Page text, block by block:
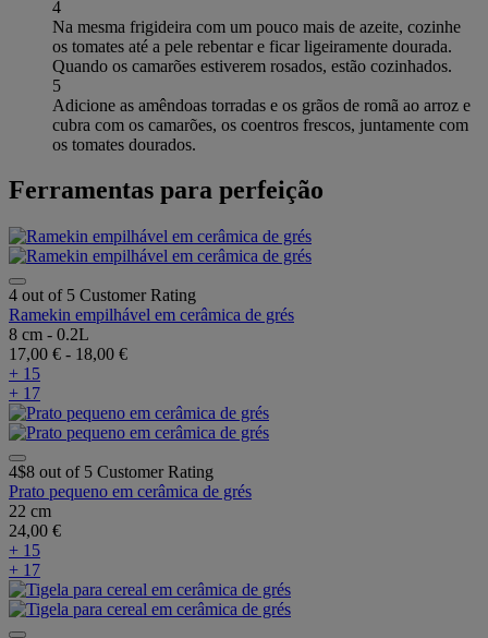
4
Na mesma frigideira com um pouco mais de azeite, cozinhe
os tomates até a pele rebentar e ficar ligeiramente dourada.
Quando os camarões estiverem rosados, estão cozinhados.
5
Adicione as amêndoas torradas e os grãos de romã ao arroz e
cubra com os camarões, os coentros frescos, juntamente com
os tomates dourados.
Ferramentas para perfeição
4 out of 5 Customer Rating
Ramekin empilhável em cerâmica de grés
8 cm - 0.2L
17,00 € - 18,00 €
+ 15
+ 17
4$8 out of 5 Customer Rating
Prato pequeno em cerâmica de grés
22 cm
24,00 €
+ 15
+ 17